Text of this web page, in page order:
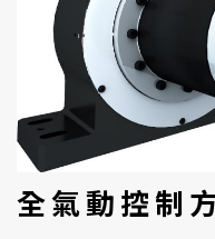
全氣動控制